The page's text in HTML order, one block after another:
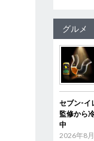
グルメ
セブン‐
監修から
中
2026年8